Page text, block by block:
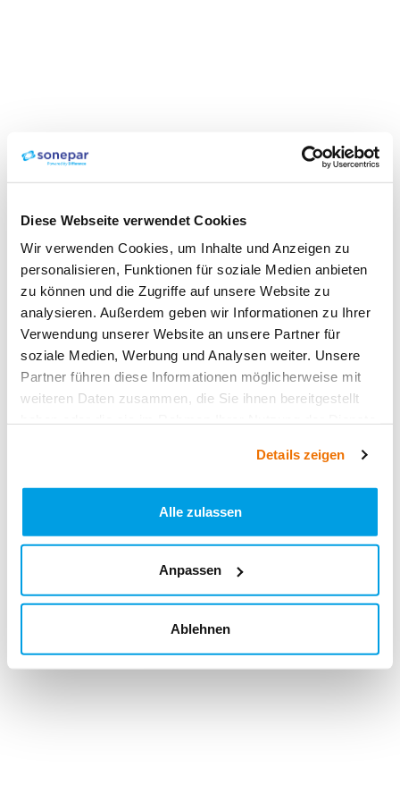
Diese Webseite verwendet Cookies
Wir verwenden Cookies, um Inhalte und Anzeigen zu
personalisieren, Funktionen für soziale Medien anbieten
zu können und die Zugriffe auf unsere Website zu
analysieren. Außerdem geben wir Informationen zu Ihrer
Verwendung unserer Website an unsere Partner für
soziale Medien, Werbung und Analysen weiter. Unsere
Partner führen diese Informationen möglicherweise mit
weiteren Daten zusammen, die Sie ihnen bereitgestellt
Details zeigen
Alle zulassen
Anpassen
Ablehnen